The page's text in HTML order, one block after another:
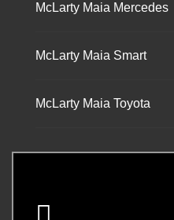
McLarty Maia Mercedes
McLarty Maia Smart
McLarty Maia Toyota